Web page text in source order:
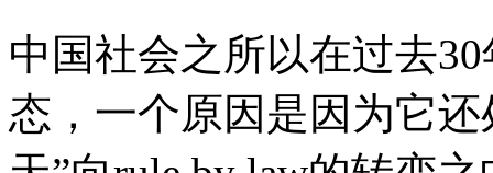
中国社会之所以在过去
态，一个原因是因为它